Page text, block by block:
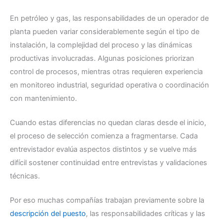
En petróleo y gas, las responsabilidades de un operador de
planta pueden variar considerablemente según el tipo de
instalación, la complejidad del proceso y las dinámicas
productivas involucradas. Algunas posiciones priorizan
control de procesos, mientras otras requieren experiencia
en monitoreo industrial, seguridad operativa o coordinación
con mantenimiento.
Cuando estas diferencias no quedan claras desde el inicio,
el proceso de selección comienza a fragmentarse. Cada
entrevistador evalúa aspectos distintos y se vuelve más
difícil sostener continuidad entre entrevistas y validaciones
técnicas.
Por eso muchas compañías trabajan previamente sobre la
descripción del puesto, las responsabilidades críticas y las